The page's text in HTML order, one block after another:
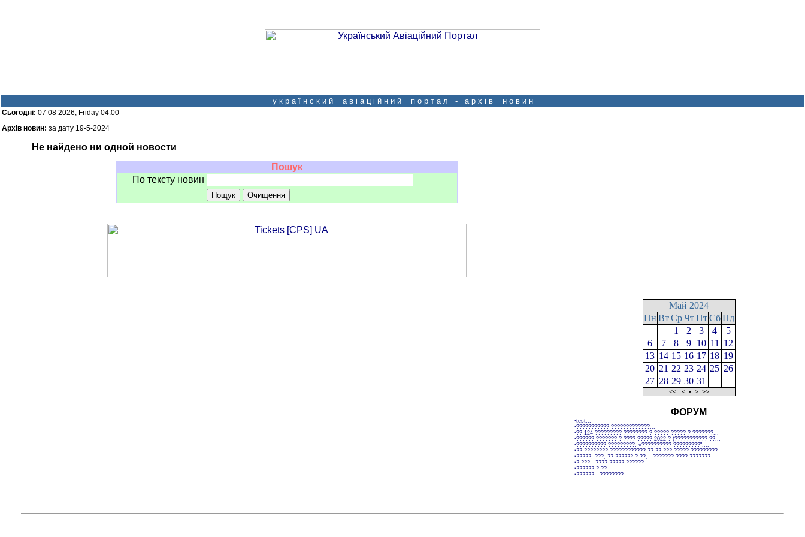
у к р а ї н с к и й а в і а ц і й н и й п о р т а л - а р х і в н о в и н
Сьогодні: 07 08 2026, Friday 04:00
Архів новин: за дату 19-5-2024
Не найдено ни одной новости
Пошук
По тексту новин
Май 2024
Пн Вт Ср Чт Пт Сб Нд
1
2 3 4
5
6
7 8 9 10 11
12
13 14 15 16 17 18 19
20 21 22 23 24 25 26
27 28 29 30 31
<< < • > >>
ФОРУМ
·test...
·??????????? ?????????????...
·??-124 ????????? ???????? ? ?????-????? ? ???????...
·?????? ??????? ? ???? ????? 2022 ? (??????????? ??...
·?????????? ?????????, «?????????? ?????????",...
·?? ???????? ???????????? ?? ?? ??? ????? ?????????...
·?????, ???, ?? ?????? ?-??, - ??????? ???? ???????...
·? ??? - ???? ????? ??????...
·?????? ? ??...
·?????? - ????????...